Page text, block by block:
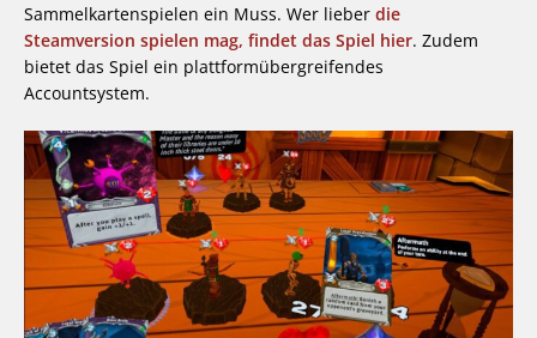
Sammelkartenspielen ein Muss. Wer lieber die
Steamversion spielen mag, findet das Spiel hier. Zudem
bietet das Spiel ein plattformübergreifendes
Accountsystem.